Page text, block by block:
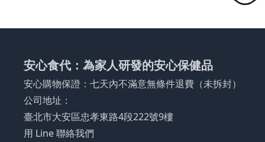
安心食代：為家人研發的安心保健品
安心購物保證：七天內不滿意無條件退費（未拆封）
公司地址：
臺北市大安區忠孝東路4段222號9樓
用 Line 聯絡我們